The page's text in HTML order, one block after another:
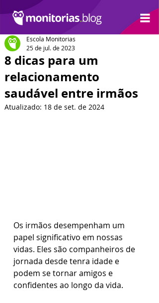
8 dicas para um
relacionamento
saudável entre irmãos
Escola Monitorias
25 de jul. de 2023
Atualizado: 18 de set. de 2024
Os irmãos desempenham um
papel significativo em nossas
vidas. Eles são companheiros de
jornada desde tenra idade e
podem se tornar amigos e
confidentes ao longo da vida.